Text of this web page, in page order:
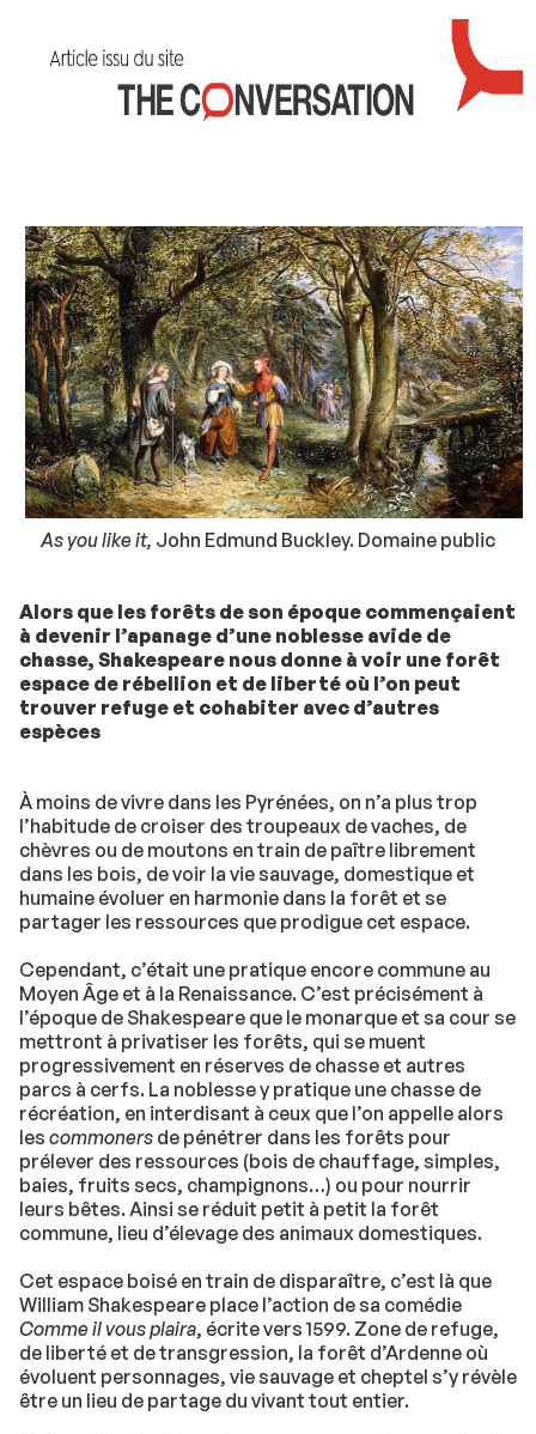
As you like it, John Edmund Buckley. Domaine public
Alors que les forêts de son époque commençaient
à devenir l’apanage d’une noblesse avide de
chasse, Shakespeare nous donne à voir une forêt
espace de rébellion et de liberté où l’on peut
trouver refuge et cohabiter avec d’autres
espèces
À moins de vivre dans les Pyrénées, on n’a plus trop
l’habitude de croiser des troupeaux de vaches, de
chèvres ou de moutons en train de paître librement
dans les bois, de voir la vie sauvage, domestique et
humaine évoluer en harmonie dans la forêt et se
partager les ressources que prodigue cet espace.
Cependant, c’était une pratique encore commune au
Moyen Âge et à la Renaissance. C’est précisément à
l’époque de Shakespeare que le monarque et sa cour se
mettront à privatiser les forêts, qui se muent
progressivement en réserves de chasse et autres
parcs à cerfs. La noblesse y pratique une chasse de
récréation, en interdisant à ceux que l’on appelle alors
les commoners de pénétrer dans les forêts pour
prélever des ressources (bois de chauffage, simples,
baies, fruits secs, champignons…) ou pour nourrir
leurs bêtes. Ainsi se réduit petit à petit la forêt
commune, lieu d’élevage des animaux domestiques.
Cet espace boisé en train de disparaître, c’est là que
William Shakespeare place l’action de sa comédie
Comme il vous plaira, écrite vers 1599. Zone de refuge,
de liberté et de transgression, la forêt d’Ardenne où
évoluent personnages, vie sauvage et cheptel s’y révèle
être un lieu de partage du vivant tout entier.